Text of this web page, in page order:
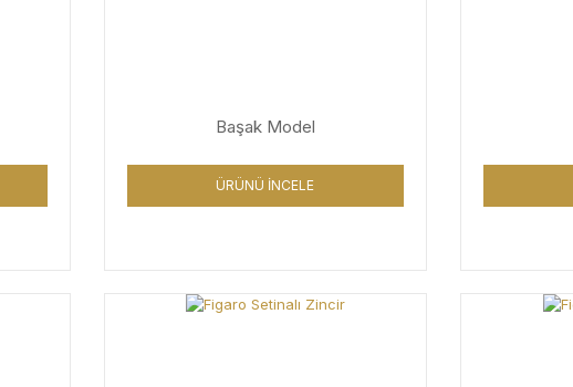
Başak Model
ÜRÜNÜ İNCELE